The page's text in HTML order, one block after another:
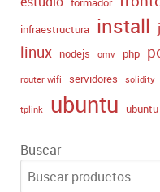
infraestructura install
linux nodejs omv php
router wifi servidores solidity
tplink ubuntu
Buscar